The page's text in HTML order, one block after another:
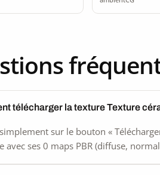
télécharger la texture Texture
sur le bouton «
avec ses 0 maps PBR (diffuse,